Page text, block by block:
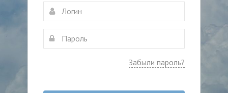
Забыли пароль?